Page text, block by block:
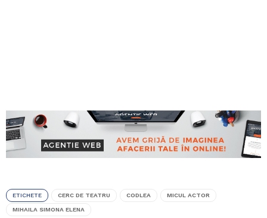
ETICHETE CERC DE TEATRU CODLEA MICUL ACTOR
MIHAILA SIMONA ELENA